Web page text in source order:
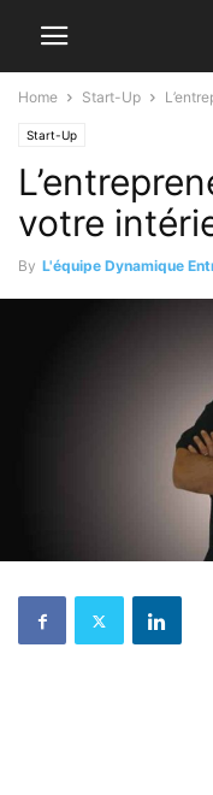
Home Start-Up
Start-Up
votre
By L'équipe Dynamique